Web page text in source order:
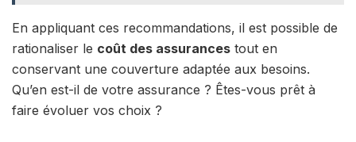
En appliquant ces recommandations, il est possible de
rationaliser le coût des assurances tout en
conservant une couverture adaptée aux besoins.
Qu’en est-il de votre assurance ? Êtes-vous prêt à
faire évoluer vos choix ?